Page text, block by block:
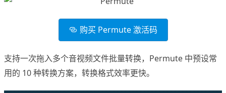
购买 Permute 激活码
支持一次拖入多个音视频文件批量转换，Permute 中预设常
用的 10 种转换方案，转换格式效率更快。